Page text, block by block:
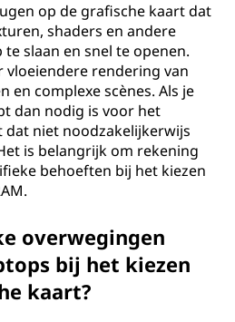
op de grafische kaart dat
shaders en andere
slaan en snel te openen.
vloeiendere rendering van
en complexe scènes. Als je
dan nodig is voor het
niet noodzakelijkerwijs
is belangrijk om rekening
behoeften bij het kiezen
overwegingen
bij het kiezen
kaart?